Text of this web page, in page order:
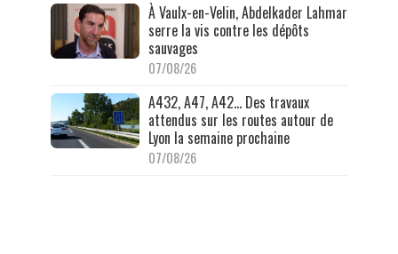
À Vaulx-en-Velin, Abdelkader Lahmar
serre la vis contre les dépôts
sauvages
07/08/26
A432, A47, A42… Des travaux
attendus sur les routes autour de
Lyon la semaine prochaine
07/08/26